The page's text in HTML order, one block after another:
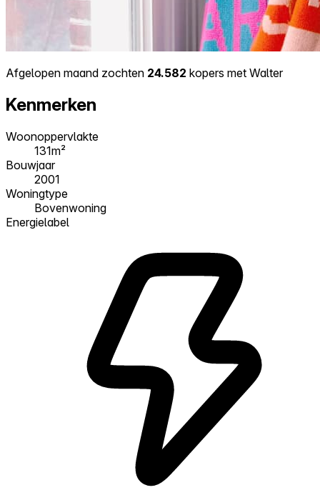
Afgelopen maand zochten 24.582 kopers met Walter
Kenmerken
Woonoppervlakte
131m²
Bouwjaar
2001
Woningtype
Bovenwoning
Energielabel